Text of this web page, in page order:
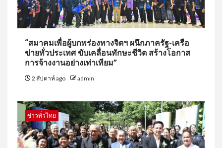
“สมาคมเพื่อผู้บกพร่องทางจิตฯ ผนึกภาครัฐ-เครือ
ข่ายทั่วประเทศ ขับเคลื่อนทักษะชีวิต สร้างโอกาส
การจ้างงานอย่างเท่าเทียม”
2 สัปดาห์ ago admin
ข่าวทั่วไทย